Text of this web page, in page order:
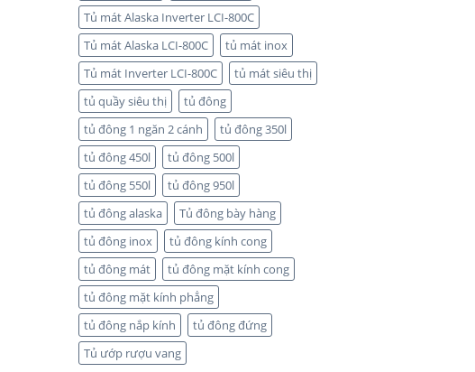
Tủ mát Alaska Inverter LCI-800C
Tủ mát Alaska LCI-800C
tủ mát inox
Tủ mát Inverter LCI-800C
tủ mát siêu thị
tủ quầy siêu thị
tủ đông
tủ đông 1 ngăn 2 cánh
tủ đông 350l
tủ đông 450l
tủ đông 500l
tủ đông 550l
tủ đông 950l
tủ đông alaska
Tủ đông bày hàng
tủ đông inox
tủ đông kính cong
tủ đông mát
tủ đông mặt kính cong
tủ đông mặt kính phẳng
tủ đông nắp kính
tủ đông đứng
Tủ ướp rượu vang